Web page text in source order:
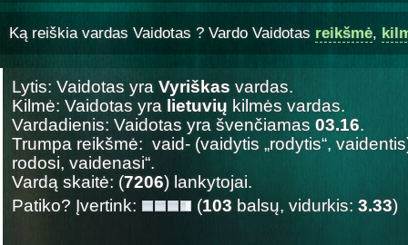
Ką reiškia vardas Vaidotas ? Vardo Vaidotas reikšmė,
Lytis: Vaidotas yra Vyriškas vardas.
Kilmė: Vaidotas yra lietuvių kilmės vardas.
Vardadienis: Vaidotas yra švenčiamas 03.16.
Trumpa reikšmė: vaid- (vaidytis „rodytis“,
rodosi, vaidenasi“.
Vardą skaitė: (7206) lankytojai.
Patiko? Įvertink:
(103 balsų, vidurkis: 3.33)